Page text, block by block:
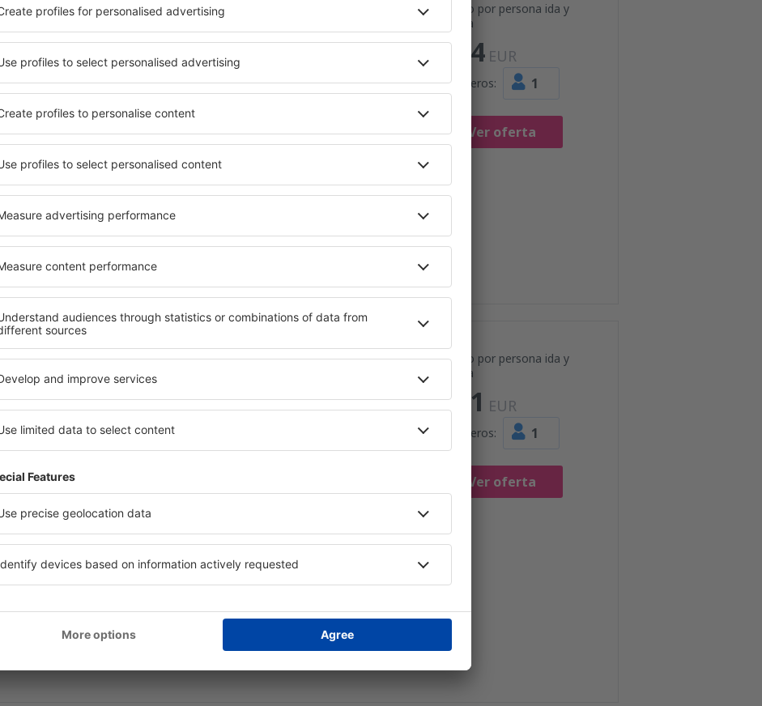
Precio por persona ida y
vuelta
104 EUR
Pasajeros: 1
Ver oferta
BIO FCO
Duración total del viaje: 2h 20min
FCO
de servicio no incluida31EUR
Precio por persona ida y
vuelta
111 EUR
Pasajeros: 1
Ver oferta
Duración total del viaje: 5h 5min
de servicio no incluida